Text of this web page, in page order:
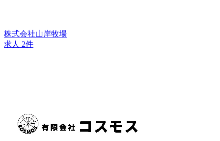
株式会社山岸牧場
求人 2件